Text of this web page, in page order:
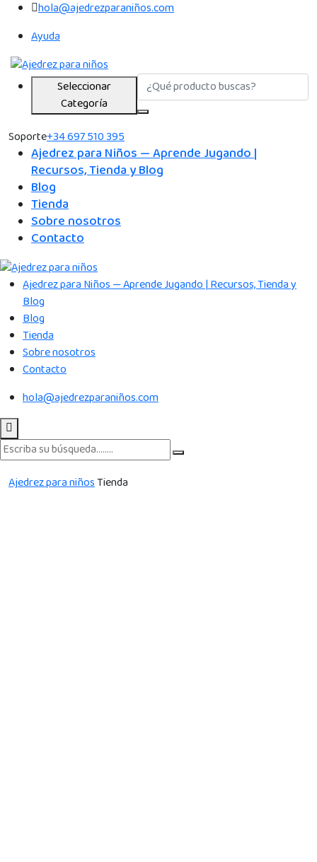
hola@ajedrezparaniños.com
Ayuda
Seleccionar
Categoría
Soporte+34 697 510 395
Ajedrez para Niños — Aprende Jugando |
Recursos, Tienda y Blog
Blog
Tienda
Sobre nosotros
Contacto
Ajedrez para Niños — Aprende Jugando | Recursos, Tienda y
Blog
Blog
Tienda
Sobre nosotros
Contacto
hola@ajedrezparaniños.com
Ajedrez para niñosTienda